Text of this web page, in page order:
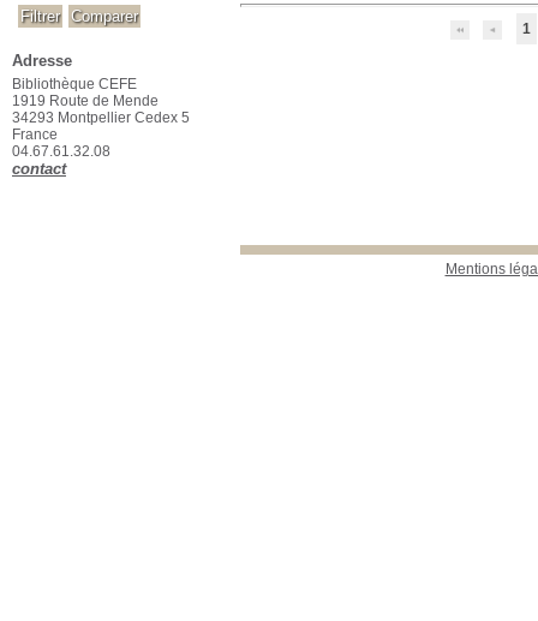
1
Mentions
Adresse
Bibliothèque CEFE
1919 Route de Mende
34293 Montpellier Cedex 5
France
04.67.61.32.08
contact